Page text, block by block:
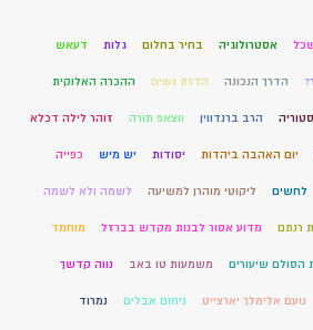
אסטרולוגיה בחיר בחלום גלות דעאש
הדרך הנכונה הדרת נשים ההכרה האלוקית
הרב ברנדווין ווצאפ תורה זוהר לילה דכלא
יום האהבה ביהדות יסודות יש מיש כפייה
לחשים ליקוטי מוהרן למשיעה לשמה ולא לשמה
רנתם מדוע אסור לבנות מקדש בברזל מוחמד
הסולם שיעורים משמעות טו באב נווה קדשך
נועם אלימלך יארצייט ניחום אבלים נמרוד